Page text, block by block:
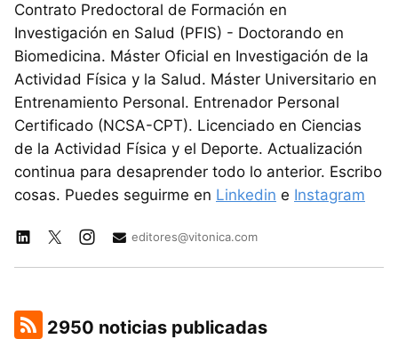
Contrato Predoctoral de Formación en
Investigación en Salud (PFIS) - Doctorando en
Biomedicina. Máster Oficial en Investigación de la
Actividad Física y la Salud. Máster Universitario en
Entrenamiento Personal. Entrenador Personal
Certificado (NCSA-CPT). Licenciado en Ciencias
de la Actividad Física y el Deporte. Actualización
continua para desaprender todo lo anterior. Escribo
cosas. Puedes seguirme en Linkedin e Instagram
editores@vitonica.com
2950 noticias publicadas